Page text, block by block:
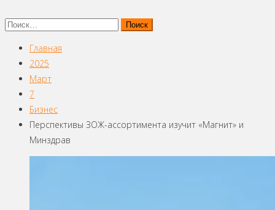
Найти:
Главная
2025
Март
7
Бизнес
Перспективы ЗОЖ-ассортимента изучит «Магнит» и
Минздрав